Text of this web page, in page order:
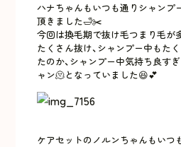
ハナちゃんもいつも通りシャンプ
頂きました🛁✂️
今回は換毛期で抜け毛つまり毛が
たくさん抜け、シャンプー中もた
たのか、シャンプー中気持ち良す
ャン🫠となっていました😆💕
ケアセットのノルンちゃんもいつ